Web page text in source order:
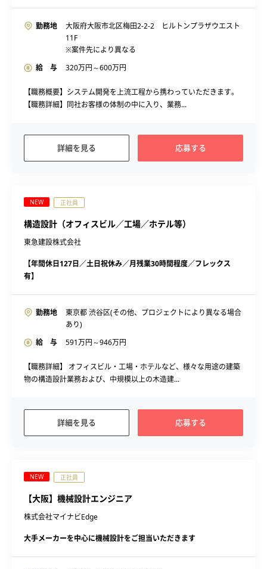
勤務地
大阪府大阪市北区梅田2-2-2 ヒルトンプラザウエスト
11F
※案件先により異なる
給 与
320万円～600万円
【職務概要】システム開発を上流工程から携わっていただきます。
【職務詳細】同社お客様の体制の中に入り、業務...
詳細を見る 応募する
NEW 正社員
構造設計（オフィスビル／工場／ホテル等）
東急建設株式会社
【年間休日127日／土日祝休み／月残業30時間程度／フレックス
有】
勤務地
東京都 渋谷区(その他、プロジェクトにより異なる場合
あり)
給 与
591万円～946万円
【職務詳細】 オフィスビル・工場・ホテルなど、様々な用途の建築
物の構造設計業務および、中規模以上の木造建...
詳細を見る 応募する
NEW 正社員
【大阪】機械設計エンジニア
株式会社マイナビEdge
大手メーカーを中心に機械設計をご担当いただきます